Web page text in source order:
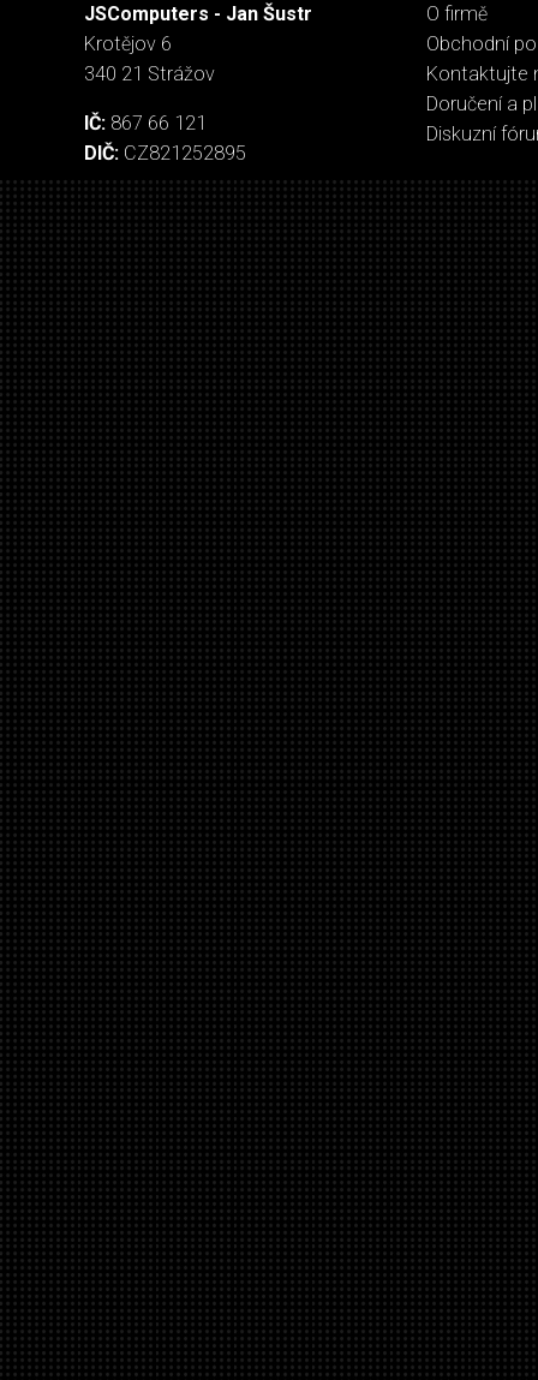
JSComputers - Jan Šustr
Krotějov 6
340 21 Strážov
IČ: 867 66 121
DIČ: CZ821252895
O firmě
Obchodní
Kontaktujte
Doručení a
Diskuzní